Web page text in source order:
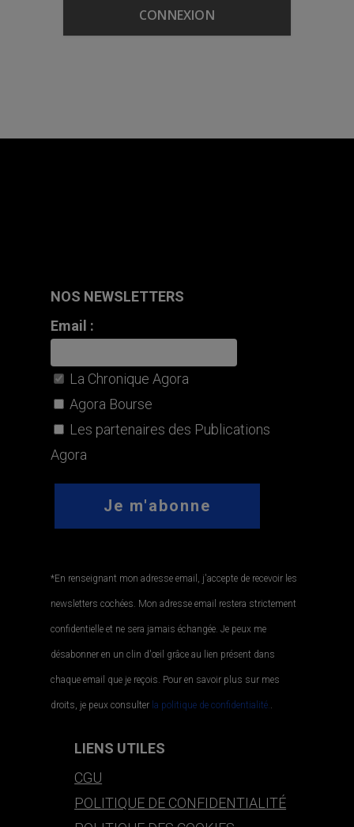
NOS NEWSLETTERS
Email :
La Chronique Agora
Agora Bourse
Les partenaires des Publications
Agora
*En renseignant mon adresse email, j'accepte de recevoir les
newsletters cochées. Mon adresse email restera strictement
confidentielle et ne sera jamais échangée. Je peux me
désabonner en un clin d'œil grâce au lien présent dans
chaque email que je reçois. Pour en savoir plus sur mes
droits, je peux consulter la politique de confidentialité..
LIENS UTILES
CGU
POLITIQUE DE CONFIDENTIALITÉ